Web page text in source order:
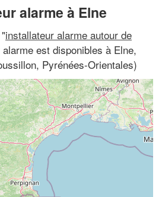
alarme à Elne
installateur alarme autour de
est disponibles à Elne,
Pyrénées-Orientales)